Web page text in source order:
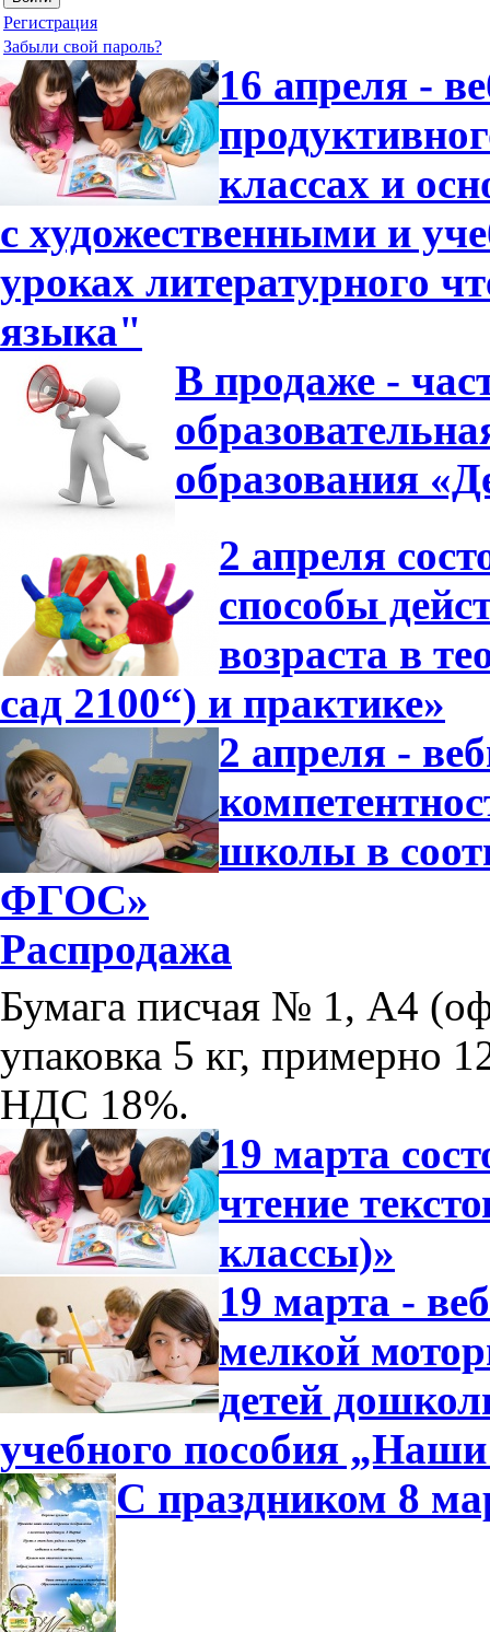
Регистрация
Забыли свой пароль?
16 апреля -
классах и
с художественными и
уроках литературного
языка"
В продаже -
образования
2 апреля
способы
возраста в
сад 2100“) и практике»
2 апреля -
школы в
ФГОС»
Распродажа
Бумага писчая № 1, А4
упаковка 5 кг, примерно
НДС 18%.
19 марта
чтение
классы)»
19 марта -
мелкой
детей
учебного пособия
С праздником 8